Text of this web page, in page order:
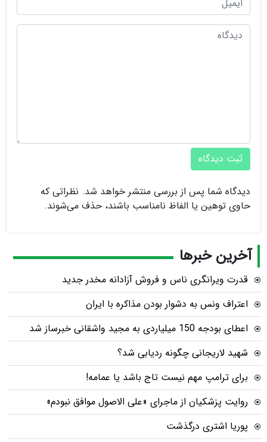
ثبت دیدگاه
دیدگاه شما پس از بررسی منتشر خواهد شد. نظراتی که
حاوی توهین یا الفاظ نامناسب باشند، حذف می‌شوند.
آخرین خبرها
قدرت ویرانگری ناس و فروش آزادانه مخدر جدید
اعتراف ونس به دشوار بودن مذاکره با ایران
اعطای بودجه 150 میلیاردی به مجید واشقانی خبرساز شد
شهید لاریجانی چگونه ردیابی شد؟
برای ترامپ مهم نیست تاج باشد یا عمامه!
روایت پزشکیان از ماجرای «علی الاصول موافق نبودم»
پوریا اشتری درگذشت